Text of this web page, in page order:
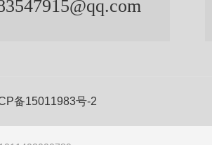
备15011983号-2